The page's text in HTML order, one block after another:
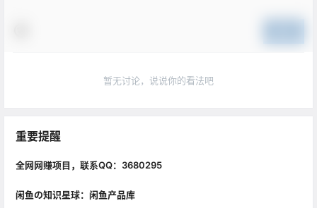
暂无讨论，说说你的看法吧
重要提醒
全网网赚项目，联系QQ：3680295
闲鱼の知识星球：闲鱼产品库